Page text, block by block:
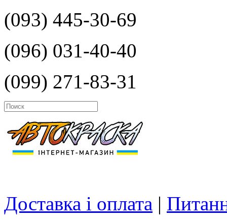
(093) 445-30-69
(096) 031-40-40
(099) 271-83-31
Доставка і оплата |